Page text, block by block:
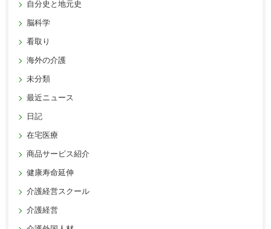
自分史と地元史
脳科学
看取り
海外の介護
未分類
最近ニュース
日記
在宅医療
商品サービス紹介
健康寿命延伸
介護経営スクール
介護経営